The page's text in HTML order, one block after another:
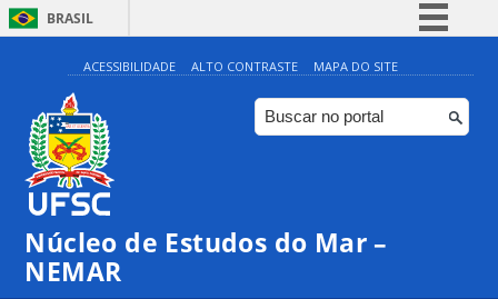
BRASIL
Simplifique!
Comunica BR
Participe
Canais
ACESSIBILIDADE ALTO CONTRASTE MAPA DO SITE
Núcleo de Estudos do Mar –
NEMAR